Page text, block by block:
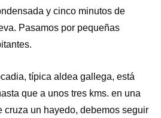
y cinco minutos de
Pasamos por pequeñas
típica aldea gallega, está
que a unos tres kms. en una
cruza un hayedo, debemos seguir